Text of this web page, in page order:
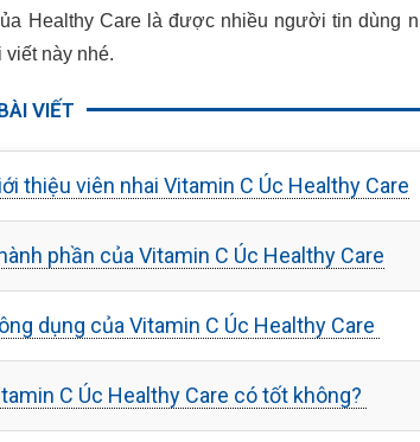
Healthy Care là được nhiều người tin dùng
này nhé.
VIẾT
thiệu viên nhai Vitamin C Úc Healthy Care
phần của Vitamin C Úc Healthy Care
dụng của Vitamin C Úc Healthy Care
C Úc Healthy Care có tốt không?